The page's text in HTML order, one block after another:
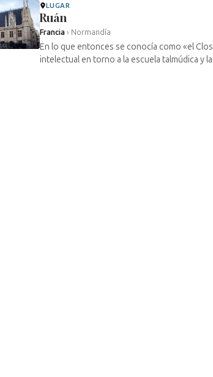
LUGAR
Ruán
Francia › Normandía
En lo que entonces se conocía como «el
intelectual en torno a la escuela talmúdica y